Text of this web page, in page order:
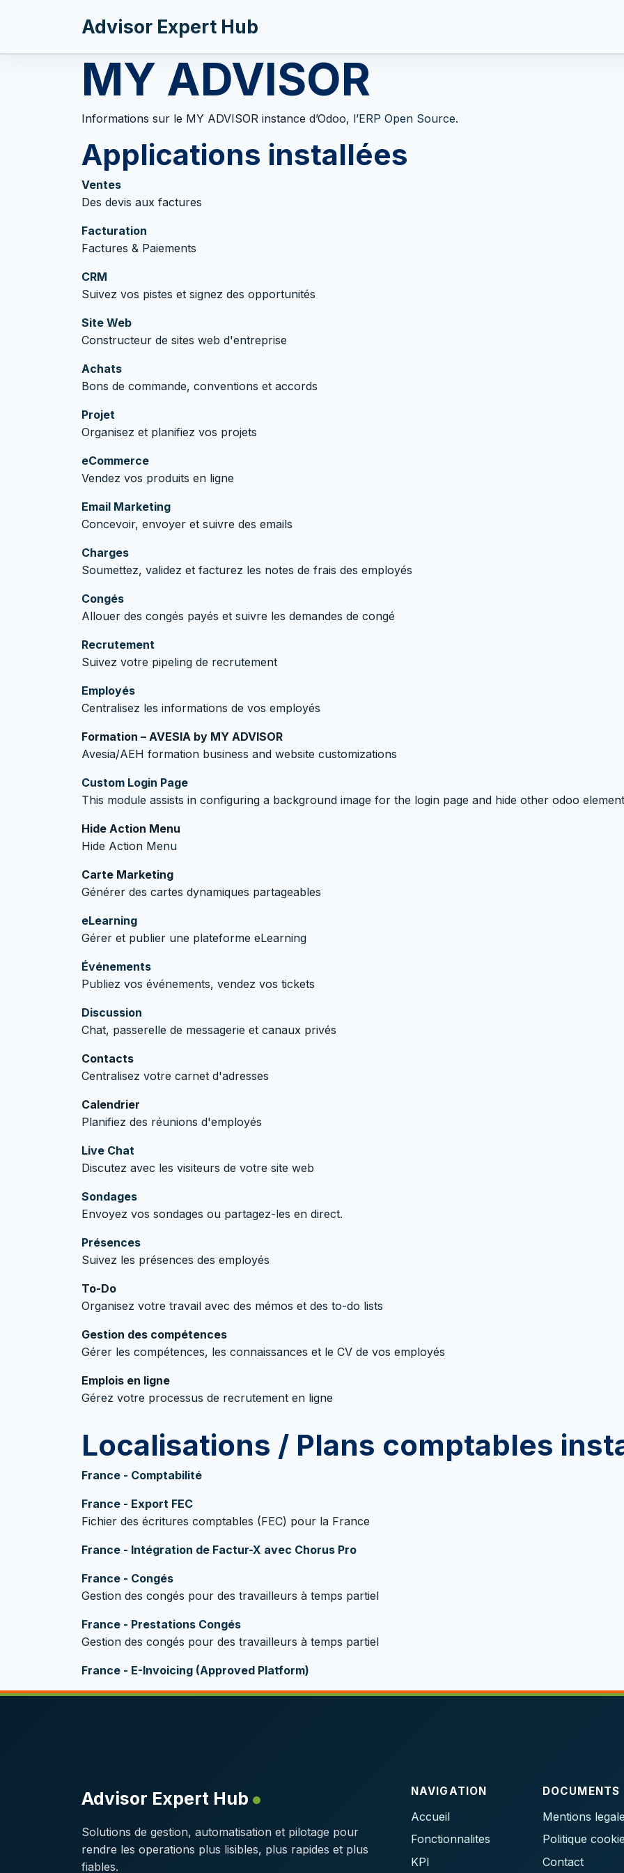
Advisor Expert Hub
MY ADVISOR
Informations sur le MY ADVISOR instance d’Odoo, l’ERP Open Source.
Applications installées
Ventes
Des devis aux factures
Facturation
Factures & Paiements
CRM
Suivez vos pistes et signez des opportunités
Site Web
Constructeur de sites web d'entreprise
Achats
Bons de commande, conventions et accords
Projet
Organisez et planifiez vos projets
eCommerce
Vendez vos produits en ligne
Email Marketing
Concevoir, envoyer et suivre des emails
Charges
Soumettez, validez et facturez les notes de frais des employés
Congés
Allouer des congés payés et suivre les demandes de congé
Recrutement
Suivez votre pipeling de recrutement
Employés
Centralisez les informations de vos employés
Formation – AVESIA by MY ADVISOR
Avesia/AEH formation business and website customizations
Custom Login Page
This module assists in configuring a background image for the login page and hide other odoo
Hide Action Menu
Hide Action Menu
Carte Marketing
Générer des cartes dynamiques partageables
eLearning
Gérer et publier une plateforme eLearning
Événements
Publiez vos événements, vendez vos tickets
Discussion
Chat, passerelle de messagerie et canaux privés
Contacts
Centralisez votre carnet d'adresses
Calendrier
Planifiez des réunions d'employés
Live Chat
Discutez avec les visiteurs de votre site web
Sondages
Envoyez vos sondages ou partagez-les en direct.
Présences
Suivez les présences des employés
To-Do
Organisez votre travail avec des mémos et des to-do lists
Gestion des compétences
Gérer les compétences, les connaissances et le CV de vos employés
Emplois en ligne
Gérez votre processus de recrutement en ligne
Localisations / Plans comptables
France - Comptabilité
France - Export FEC
Fichier des écritures comptables (FEC) pour la France
France - Intégration de Factur-X avec Chorus Pro
France - Congés
Gestion des congés pour des travailleurs à temps partiel
France - Prestations Congés
Gestion des congés pour des travailleurs à temps partiel
France - E-Invoicing (Approved Platform)
Advisor Expert Hub
Solutions de gestion, automatisation et pilotage pour
rendre les operations plus lisibles, plus rapides et plus
fiables.
NAVIGATION
Accueil
Fonctionnalites
KPI
DOCUMENTS
Mentions
Politique
Contact